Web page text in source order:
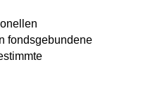
fondsgebundene